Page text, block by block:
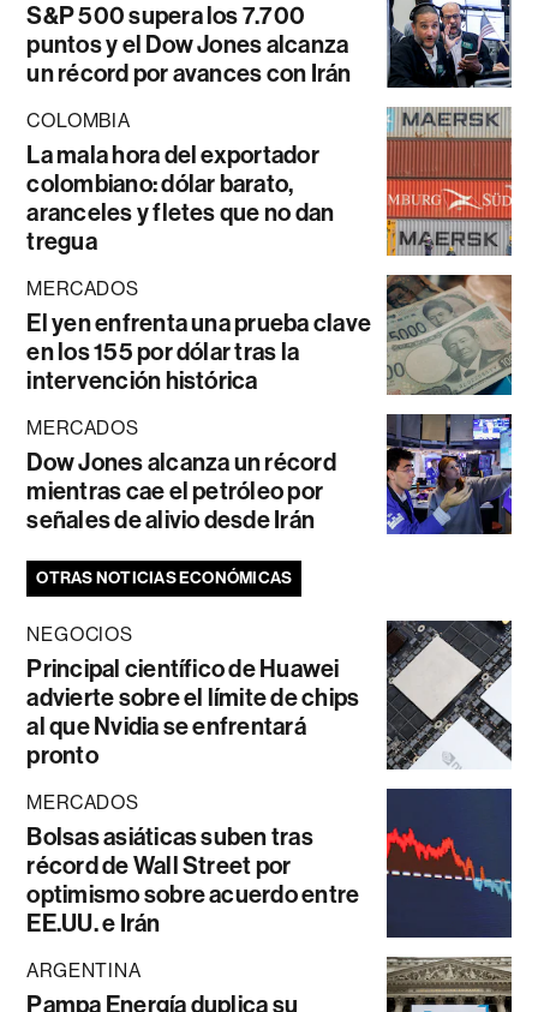
S&P 500 supera los 7.700
puntos y el Dow Jones alcanza
un récord por avances con Irán
COLOMBIA
La mala hora del exportador
colombiano: dólar barato,
aranceles y fletes que no dan
tregua
MERCADOS
El yen enfrenta una prueba clave
en los 155 por dólar tras la
intervención histórica
MERCADOS
Dow Jones alcanza un récord
mientras cae el petróleo por
señales de alivio desde Irán
OTRAS NOTICIAS ECONÓMICAS
NEGOCIOS
Principal científico de Huawei
advierte sobre el límite de chips
al que Nvidia se enfrentará
pronto
MERCADOS
Bolsas asiáticas suben tras
récord de Wall Street por
optimismo sobre acuerdo entre
EE.UU. e Irán
ARGENTINA
Pampa Energía duplica su